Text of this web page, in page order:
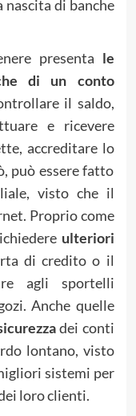
nascita di banche
presenta le
di un conto
il saldo,
e ricevere
accreditare lo
può essere fatto
visto che il
Proprio come
ulteriori
di credito o il
agli sportelli
Anche quelle
dei conti
lontano, visto
sistemi per
loro clienti.